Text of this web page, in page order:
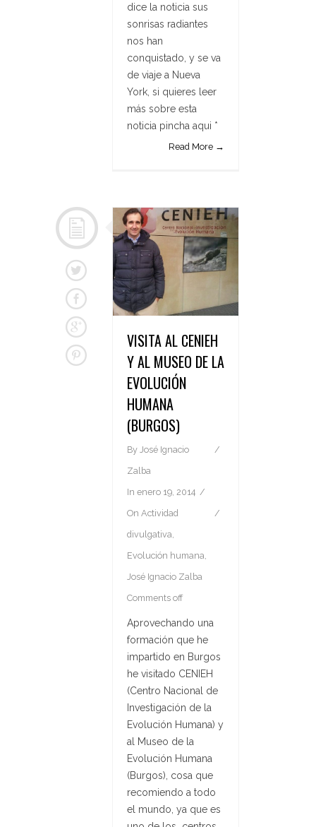
dice la noticia sus
sonrisas radiantes
nos han
conquistado, y se va
de viaje a Nueva
York, si quieres leer
más sobre esta
noticia pincha aqui *
Read More →
VISITA AL CENIEH
Y AL MUSEO DE LA
EVOLUCIÓN
HUMANA
(BURGOS)
By José Ignacio
Zalba
In enero 19, 2014
On Actividad
divulgativa,
Evolución humana,
José Ignacio Zalba
Comments off
Aprovechando una
formación que he
impartido en Burgos
he visitado CENIEH
(Centro Nacional de
Investigación de la
Evolución Humana) y
al Museo de la
Evolución Humana
(Burgos), cosa que
recomiendo a todo
el mundo, ya que es